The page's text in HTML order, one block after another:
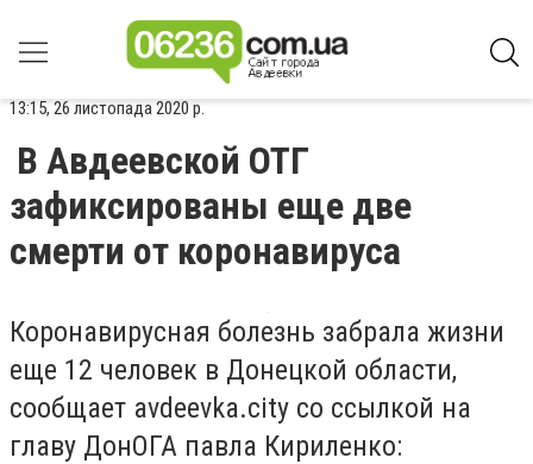
13:15, 26 листопада 2020 р.
В Авдеевской ОТГ
зафиксированы еще две
смерти от коронавируса
Коронавирусная болезнь забрала жизни
еще 12 человек в Донецкой области,
сообщает avdeevka.city со ссылкой на
главу ДонОГА павла Кириленко: